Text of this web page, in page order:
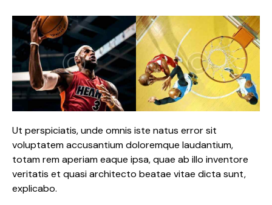
Ut perspiciatis, unde omnis iste natus error sit
voluptatem accusantium doloremque laudantium,
totam rem aperiam eaque ipsa, quae ab illo inventore
veritatis et quasi architecto beatae vitae dicta sunt,
explicabo.